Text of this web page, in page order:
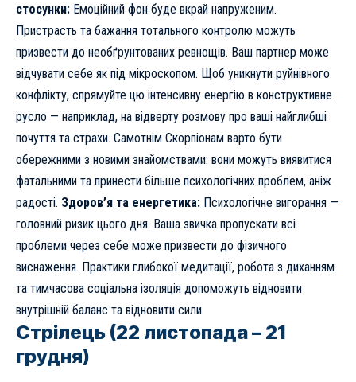
стосунки: Емоційний фон буде вкрай напруженим.
Пристрасть та бажання тотального контролю можуть
призвести до необґрунтованих ревнощів. Ваш партнер може
відчувати себе як під мікроскопом. Щоб уникнути руйнівного
конфлікту, спрямуйте цю інтенсивну енергію в конструктивне
русло — наприклад, на відверту розмову про ваші найглибші
почуття та страхи. Самотнім Скорпіонам варто бути
обережними з новими знайомствами: вони можуть виявитися
фатальними та принести більше психологічних проблем, аніж
радості. Здоров’я та енергетика: Психологічне вигорання —
головний ризик цього дня. Ваша звичка пропускати всі
проблеми через себе може призвести до фізичного
виснаження. Практики глибокої медитації, робота з диханням
та тимчасова соціальна ізоляція допоможуть відновити
внутрішній баланс та відновити сили.
Стрілець (22 листопада – 21
грудня)